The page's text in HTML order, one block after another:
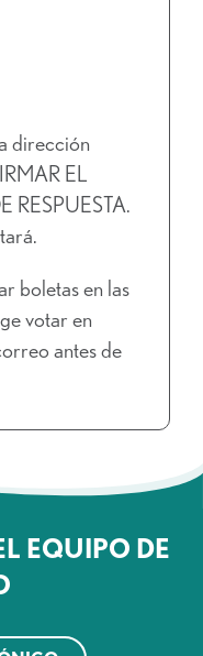
dirección
EL
RESPUESTA.
boletas en las
votar en
antes de
EQUIPO DE